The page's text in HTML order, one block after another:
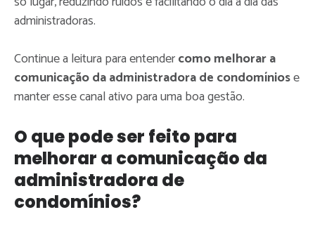
administradoras.
Continue a leitura para entendercomomelhorar a
comunicação da administradorade condomíniose
manter esse canal ativo para uma boa gestão.
O que pode ser feito para
melhorar a comunicação da
administradora de
condomínios?